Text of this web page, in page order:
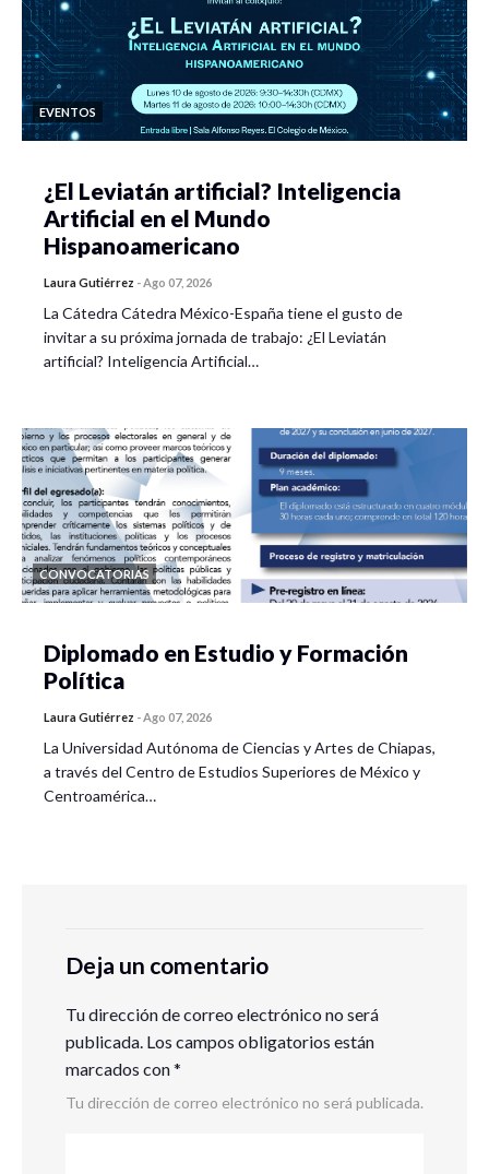
EVENTOS
¿El Leviatán artificial? Inteligencia
Artificial en el Mundo
Hispanoamericano
Laura Gutiérrez -Ago 07, 2026
La Cátedra Cátedra México-España tiene el gusto de
invitar a su próxima jornada de trabajo: ¿El Leviatán
artificial? Inteligencia Artificial…
CONVOCATORIAS
Diplomado en Estudio y Formación
Política
Laura Gutiérrez -Ago 07, 2026
La Universidad Autónoma de Ciencias y Artes de Chiapas,
a través del Centro de Estudios Superiores de México y
Centroamérica…
Deja un comentario
Tu dirección de correo electrónico no será
publicada. Los campos obligatorios están
marcados con*
Tu dirección de correo electrónico no será publicada.